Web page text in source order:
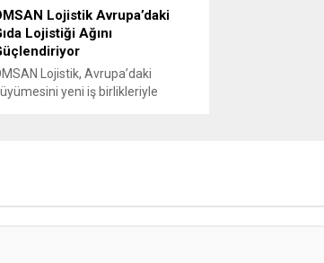
Lojistik Avrupa’daki
Lojistiği Ağını
Lojistik, Avrupa’daki
yeni iş birlikleriyle